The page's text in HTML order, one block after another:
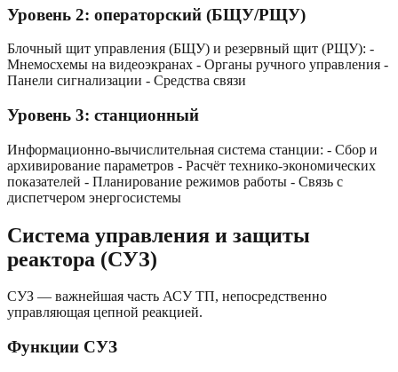
Уровень 2: операторский (БЩУ/РЩУ)
Блочный щит управления (БЩУ) и резервный щит (РЩУ): -
Мнемосхемы на видеоэкранах - Органы ручного управления -
Панели сигнализации - Средства связи
Уровень 3: станционный
Информационно-вычислительная система станции: - Сбор и
архивирование параметров - Расчёт технико-экономических
показателей - Планирование режимов работы - Связь с
диспетчером энергосистемы
Система управления и защиты
реактора (СУЗ)
СУЗ — важнейшая часть АСУ ТП, непосредственно
управляющая цепной реакцией.
Функции СУЗ